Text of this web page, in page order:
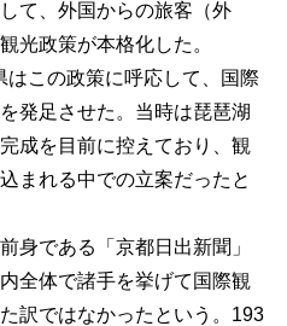
て、外国からの旅客（外
光政策が本格化した。
この政策に呼応して、国際
発足させた。当時は琵琶湖
成を目前に控えており、観
まれる中での立案だったと
身である「京都日出新聞」
全体で諸手を挙げて国際観
訳ではなかったという。193